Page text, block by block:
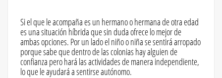
Si el que le acompaña es un hermano o hermana de otra edad
es una situación híbrida que sin duda ofrece lo mejor de
ambas opciones. Por un lado el niño o niña se sentirá arropado
porque sabe que dentro de las colonias hay alguien de
confianza pero hará las actividades de manera independiente,
lo que le ayudará a sentirse autónomo.